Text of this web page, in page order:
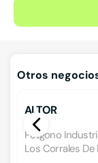
Otros
ALTOR
Polígono
Los Corrales